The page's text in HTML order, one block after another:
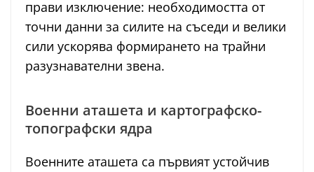
прави изключение: необходимостта от
точни данни за силите на съседи и велики
сили ускорява формирането на трайни
разузнавателни звена.
Военни аташета и картографско-
топографски ядра
Военните аташета са първият устойчив